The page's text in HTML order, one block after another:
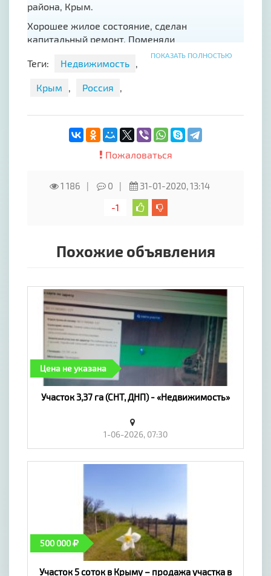
района, Крым.
Хорошее жилое состояние, сделан
капитальный ремонт. Поменяли
электропроводку, трубы сантехники и
канализации, на окна поставлены
установлена сантехника.
ПОКАЗАТЬ ПОЛНОСТЬЮ
Теги: Недвижимость ,
Крым , Россия ,
Пожаловаться
1 186 0
31-01-2020, 13:14
-1
Похожие объявления
Цена не указана
Участок 3,37 га (СНТ, ДНП) - «Недвижимость»
1-06-2026, 07:30
500 000
Участок 5 соток в Крыму – продажа участка в